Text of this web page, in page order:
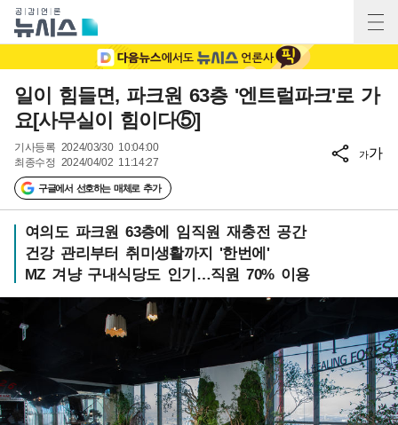
일이 힘들면, 파크원 63층 '엔트럴파크'로 가
요[사무실이 힘이다⑤]
기사등록 2024/03/30 10:04:00
최종수정 2024/04/02 11:14:27
구글에서 선호하는 매체로 추가
가가
여의도 파크원 63층에 임직원 재충전 공간
건강 관리부터 취미생활까지 '한번에'
MZ 겨냥 구내식당도 인기…직원 70% 이용